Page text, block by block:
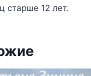
старше 12 лет.